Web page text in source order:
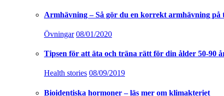
Armhävning – Så gör du en korrekt armhävning på
Övningar 08/01/2020
Tipsen för att äta och träna rätt för din ålder 50-90
Health stories 08/09/2019
Bioidentiska hormoner – läs mer om klimakteriet